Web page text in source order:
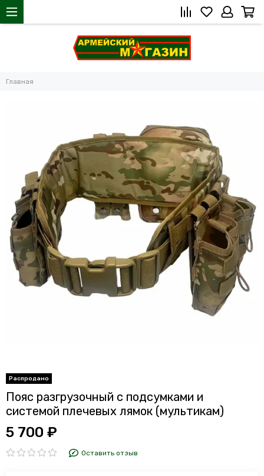
Главная
Пояс разгрузочный с подсумками и
системой плечевых лямок (мультикам)
5 700 ₽
Оставить отзыв